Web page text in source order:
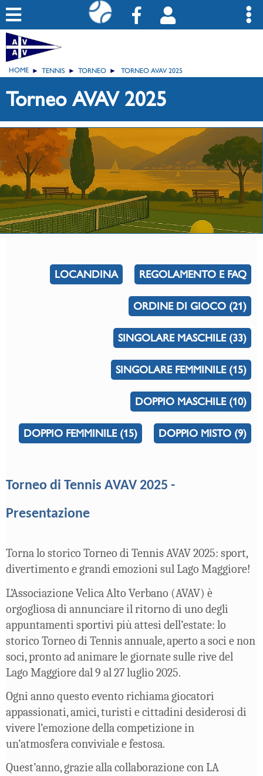
HOME TENNIS TORNEO TORNEO AVAV 2025
Torneo AVAV 2025
LOCANDINA REGOLAMENTO E FAQ
ORDINE DI GIOCO (21)
SINGOLARE MASCHILE (33)
SINGOLARE FEMMINILE (15)
DOPPIO MASCHILE (10)
DOPPIO FEMMINILE (15) DOPPIO MISTO (9)
Torneo di Tennis AVAV 2025 -
Presentazione
Torna lo storico Torneo di Tennis AVAV 2025: sport,
divertimento e grandi emozioni sul Lago Maggiore!
L’Associazione Velica Alto Verbano (AVAV) è
orgogliosa di annunciare il ritorno di uno degli
appuntamenti sportivi più attesi dell’estate: lo
storico Torneo di Tennis annuale, aperto a soci e non
soci, pronto ad animare le giornate sulle rive del
Lago Maggiore dal 9 al 27 luglio 2025.
Ogni anno questo evento richiama giocatori
appassionati, amici, turisti e cittadini desiderosi di
vivere l’emozione della competizione in
un’atmosfera conviviale e festosa.
Quest’anno, grazie alla collaborazione con LA